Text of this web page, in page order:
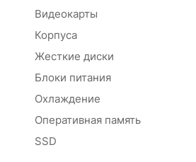
Видеокарты
Корпуса
Жесткие диски
Блоки питания
Охлаждение
Оперативная память
SSD